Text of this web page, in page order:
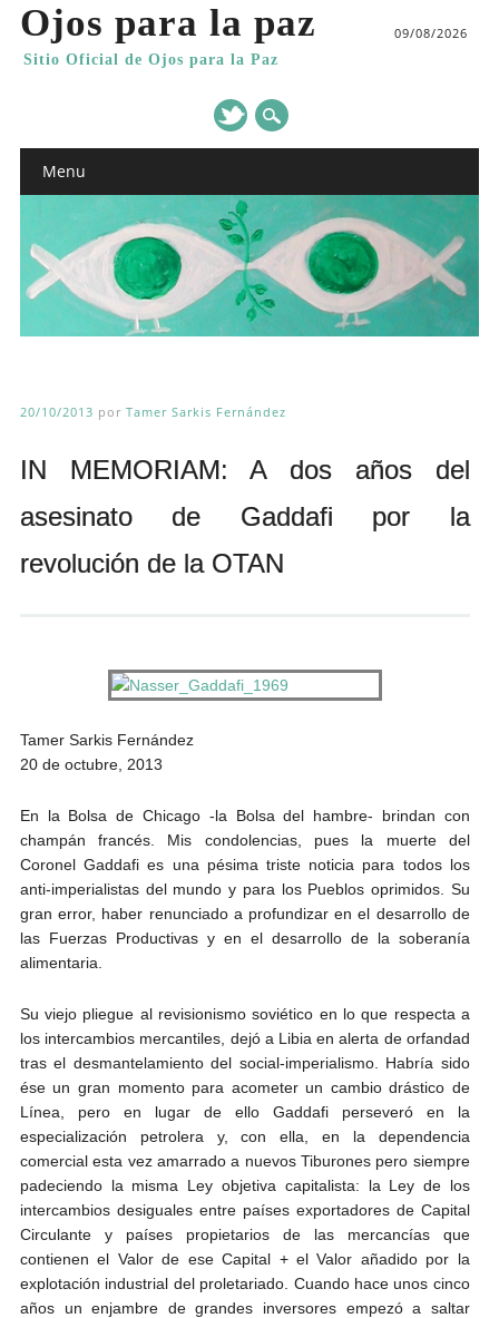
Ojos para la paz
Sitio Oficial de Ojos para la Paz
09/08/2026
Main menu
Menu
Andrés Vázquez de Sola
20/10/2013 por Tamer Sarkis Fernández
IN MEMORIAM: A dos años del
asesinato de Gaddafi por la
revolución de la OTAN
Tamer Sarkis Fernández
20 de octubre, 2013
En la Bolsa de Chicago -la Bolsa del hambre- brindan con
champán francés. Mis condolencias, pues la muerte del
Coronel Gaddafi es una pésima triste noticia para todos los
anti-imperialistas del mundo y para los Pueblos oprimidos. Su
gran error, haber renunciado a profundizar en el desarrollo de
las Fuerzas Productivas y en el desarrollo de la soberanía
alimentaria.
Su viejo pliegue al revisionismo soviético en lo que respecta a
los intercambios mercantiles, dejó a Libia en alerta de orfandad
tras el desmantelamiento del social-imperialismo. Habría sido
ése un gran momento para acometer un cambio drástico de
Línea, pero en lugar de ello Gaddafi perseveró en la
especialización petrolera y, con ella, en la dependencia
comercial esta vez amarrado a nuevos Tiburones pero siempre
padeciendo la misma Ley objetiva capitalista: la Ley de los
intercambios desiguales entre países exportadores de Capital
Circulante y países propietarios de las mercancías que
contienen el Valor de ese Capital + el Valor añadido por la
explotación industrial del proletariado. Cuando hace unos cinco
años un enjambre de grandes inversores empezó a saltar